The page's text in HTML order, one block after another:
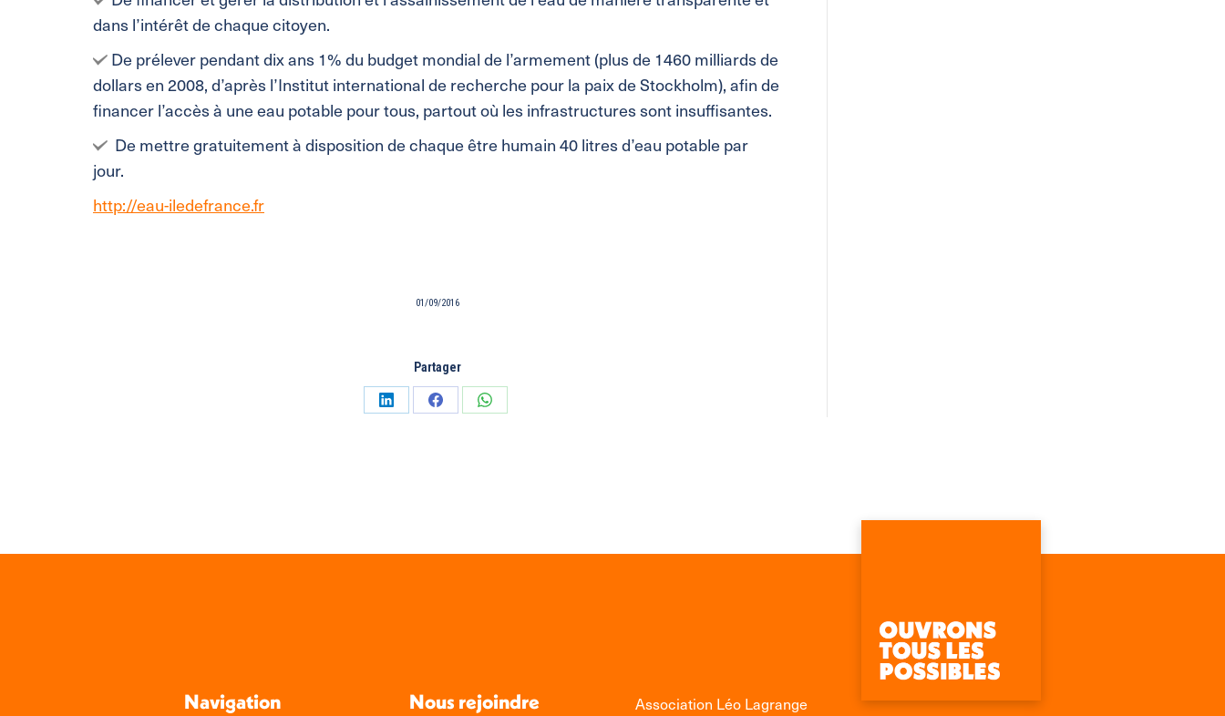
dans l’intérêt de chaque citoyen.
De prélever pendant dix ans 1% du budget mondial de l’armement (plus de 1460 milliards de
dollars en 2008, d’après l’Institut international de recherche pour la paix de Stockholm), afin de
financer l’accès à une eau potable pour tous, partout où les infrastructures sont insuffisantes.
De mettre gratuitement à disposition de chaque être humain 40 litres d’eau potable par
jour.
http://eau-iledefrance.fr
01/09/2016
Partager
PartagerPartagerPartager
Navigation Nous rejoindre
Association Léo Lagrange